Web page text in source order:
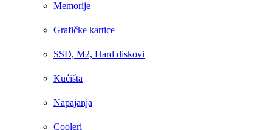
Memorije
Grafičke kartice
SSD, M2, Hard diskovi
Kućišta
Napajanja
Cooleri